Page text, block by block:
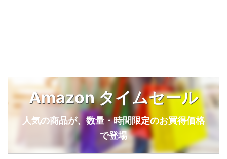
Amazon タイムセール
人気の商品が、数量・時間限定のお買得価格
で登場